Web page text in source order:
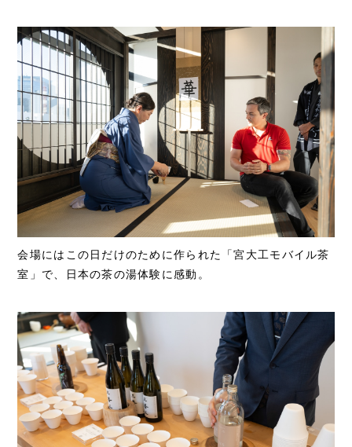
会場にはこの日だけのために作られた「宮大工モバイル茶
室」で、日本の茶の湯体験に感動。